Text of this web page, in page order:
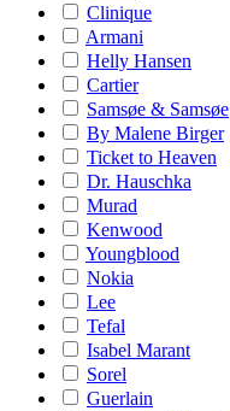
Clinique
Armani
Helly Hansen
Cartier
Samsøe & Samsøe
By Malene Birger
Ticket to Heaven
Dr. Hauschka
Murad
Kenwood
Youngblood
Nokia
Lee
Tefal
Isabel Marant
Sorel
Guerlain